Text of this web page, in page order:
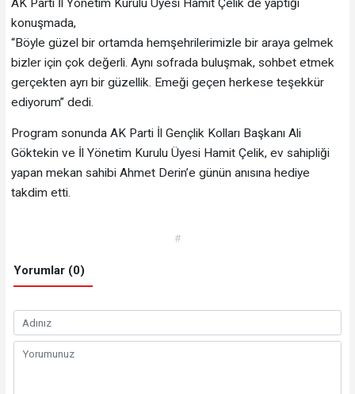
AK Parti İl Yönetim Kurulu Üyesi Hamit Çelik de yaptığı
konuşmada,
“Böyle güzel bir ortamda hemşehrilerimizle bir araya gelmek
bizler için çok değerli. Aynı sofrada buluşmak, sohbet etmek
gerçekten ayrı bir güzellik. Emeği geçen herkese teşekkür
ediyorum” dedi.
Program sonunda AK Parti İl Gençlik Kolları Başkanı Ali
Göktekin ve İl Yönetim Kurulu Üyesi Hamit Çelik, ev sahipliği
yapan mekan sahibi Ahmet Derin’e günün anısına hediye
takdim etti.
#
Yorumlar (0)